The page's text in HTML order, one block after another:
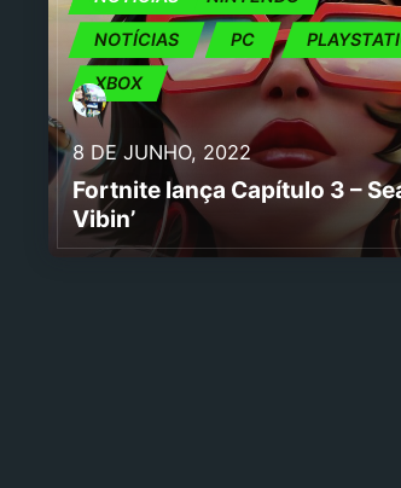
NOTÍCIAS PC
XBOX
8 DE JUNHO, 2022
Fortnite lança Capítulo 3 –
Vibin’